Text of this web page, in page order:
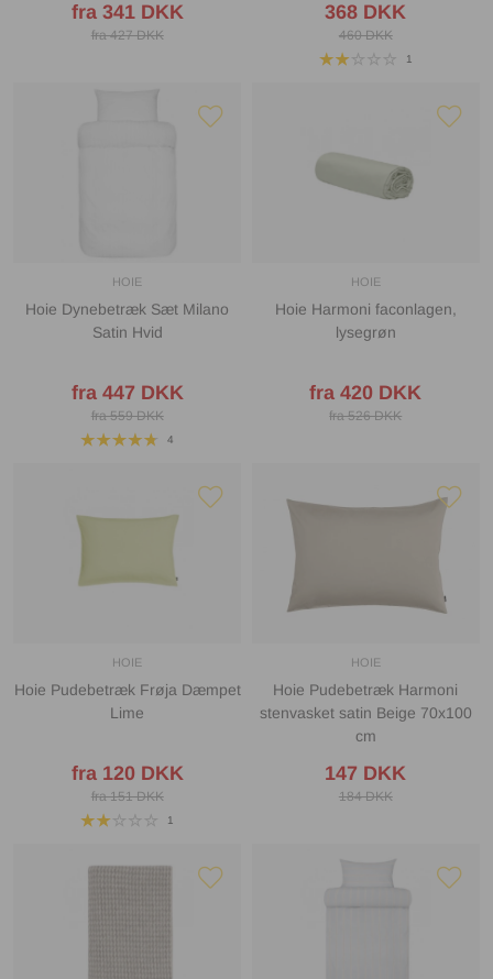
fra 341 DKK
fra 427 DKK
368 DKK
460 DKK
1
HOIE
Hoie Dynebetræk Sæt Milano
Satin Hvid
fra 447 DKK
fra 559 DKK
4
HOIE
Hoie Harmoni faconlagen,
lysegrøn
fra 420 DKK
fra 526 DKK
HOIE
Hoie Pudebetræk Frøja Dæmpet
Lime
fra 120 DKK
fra 151 DKK
1
HOIE
Hoie Pudebetræk Harmoni
stenvasket satin Beige 70x100
cm
147 DKK
184 DKK